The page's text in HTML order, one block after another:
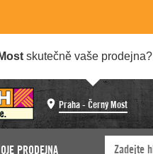
skutečně vaše prodejna?
Praha - Černý Most
PRODEJNA